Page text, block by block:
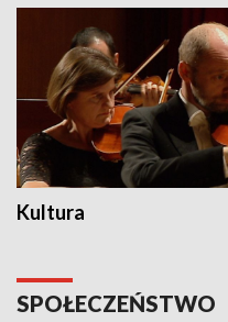
Kultura
SPOŁECZEŃSTWO